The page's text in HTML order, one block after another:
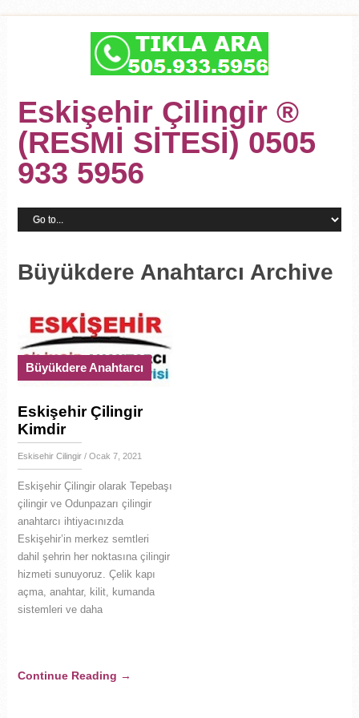
Eskişehir Çilingir ®
(RESMİ SİTESİ) 0505
933 5956
Büyükdere Anahtarcı Archive
Büyükdere Anahtarcı
Eskişehir Çilingir
Kimdir
Eskisehir Cilingir/ Ocak 7, 2021
Eskişehir Çilingir olarak Tepebaşı
çilingir ve Odunpazarı çilingir
anahtarcı ihtiyacınızda
Eskişehir’in merkez semtleri
dahil şehrin her noktasına çilingir
hizmeti sunuyoruz. Çelik kapı
açma, anahtar, kilit, kumanda
sistemleri ve daha
Continue Reading →